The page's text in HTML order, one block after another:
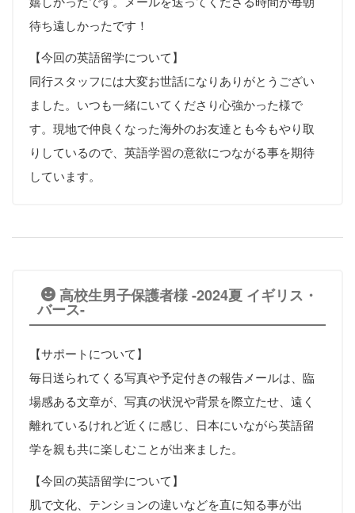
待ち遠しかったです！
【今回の英語留学について】
同行スタッフには大変お世話になりありがとうござい
ました。いつも一緒にいてくださり心強かった様で
す。現地で仲良くなった海外のお友達とも今もやり取
りしているので、英語学習の意欲につながる事を期待
しています。
高校生男子保護者様 -2024夏 イギリス・
バース-
【サポートについて】
毎日送られてくる写真や予定付きの報告メールは、臨
場感ある文章が、写真の状況や背景を際立たせ、遠く
離れているけれど近くに感じ、日本にいながら英語留
学を親も共に楽しむことが出来ました。
【今回の英語留学について】
肌で文化、テンションの違いなどを直に知る事が出